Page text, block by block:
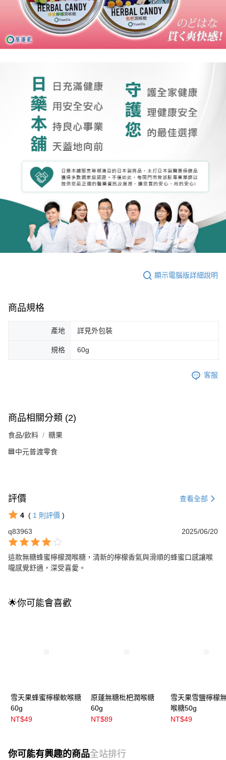
顯示電腦版詳細說明
商品規格
產地 詳見外包裝
規格 60g
客服
商品相關分類 (2)
食品/飲料 糖果
🟦中元普渡零食
評價 查看全部
4 ( 1 則評價 )
q83963
2025/06/20
這款無糖蜂蜜檸檬潤喉糖，清新的檸檬香氣與滑順的蜂蜜口感讓喉
嚨感覺舒適，深受喜愛。
🌟你可能會喜歡
雪天果蜂蜜檸檬軟喉糖
60g
NT$49
原薘無糖枇杷潤喉糖
60g
NT$89
雪天果雪鹽檸檬
喉糖50g
NT$49
你可能有興趣的商品全站排行